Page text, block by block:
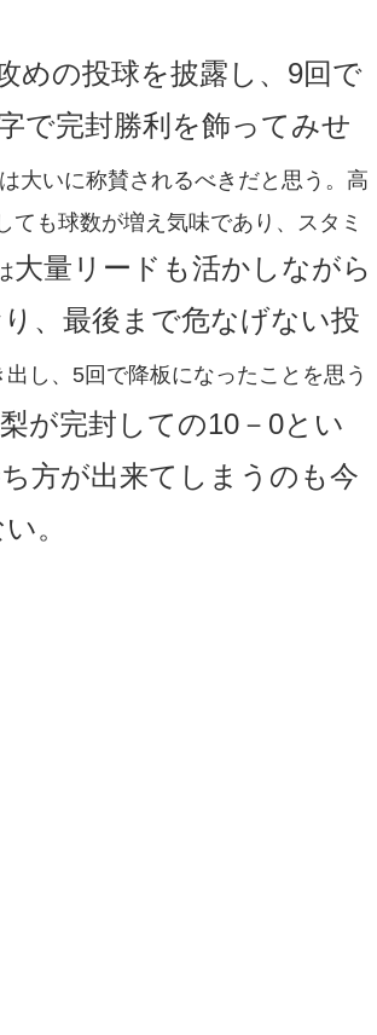
めの投球を披露し、9回で
で完封勝利を飾ってみせ
大いに称賛されるべきだと思う。高
も球数が増え気味であり、スタミ
大量リードも活かしながら
、最後まで危なげない投
し、5回で降板になったことを思う
が完封しての10－0とい
方が出来てしまうのも今
。